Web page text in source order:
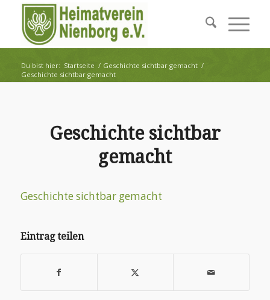
Du bist hier: Startseite / Geschichte sichtbar gemacht /
Geschichte sichtbar gemacht
Geschichte sichtbar
gemacht
Geschichte sichtbar gemacht
Eintrag teilen